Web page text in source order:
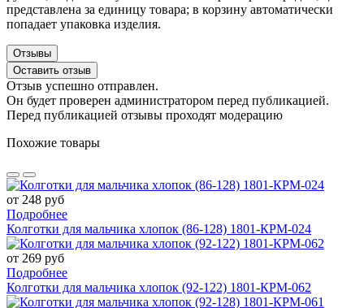
представлена за единицу товара; в корзину автоматически
попадает упаковка изделия.
Отзывы
Оставить отзыв
Отзыв успешно отправлен.
Он будет проверен администратором перед публикацией.
Перед публикацией отзывы проходят модерацию
Похожие товары
от 248 руб
Подробнее
Колготки для мальчика хлопок (86-128) 1801-КРМ-024
от 269 руб
Подробнее
Колготки для мальчика хлопок (92-122) 1801-КРМ-062